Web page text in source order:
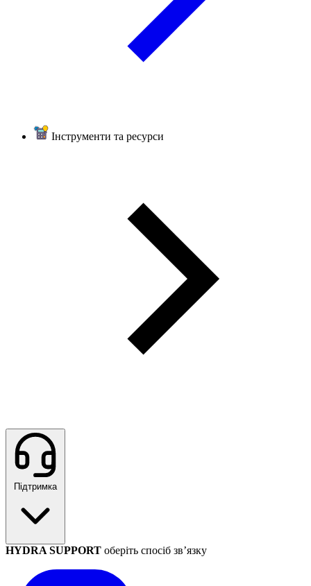
Інструменти та ресурси
Підтримка
HYDRA SUPPORT оберіть спосіб зв’язку